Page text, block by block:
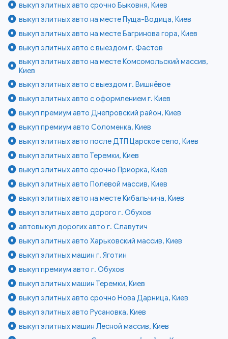
выкуп элитных авто срочно Быковня, Киев
выкуп элитных авто на месте Пуща-Водица, Киев
выкуп элитных авто на месте Багринова гора, Киев
выкуп элитных авто с выездом г. Фастов
выкуп элитных авто на месте Комсомольский массив,
Киев
выкуп элитных авто с выездом г. Вишнёвое
выкуп элитных авто с оформлением г. Киев
выкуп премиум авто Днепровский район, Киев
выкуп премиум авто Соломенка, Киев
выкуп элитных авто после ДТП Царское село, Киев
выкуп элитных авто Теремки, Киев
выкуп элитных авто срочно Приорка, Киев
выкуп элитных авто Полевой массив, Киев
выкуп элитных авто на месте Кибальчича, Киев
выкуп элитных авто дорого г. Обухов
автовыкуп дорогих авто г. Славутич
выкуп элитных авто Харьковский массив, Киев
выкуп элитных машин г. Яготин
выкуп премиум авто г. Обухов
выкуп элитных машин Теремки, Киев
выкуп элитных авто срочно Нова Дарница, Киев
выкуп элитных авто Русановка, Киев
выкуп элитных машин Лесной массив, Киев